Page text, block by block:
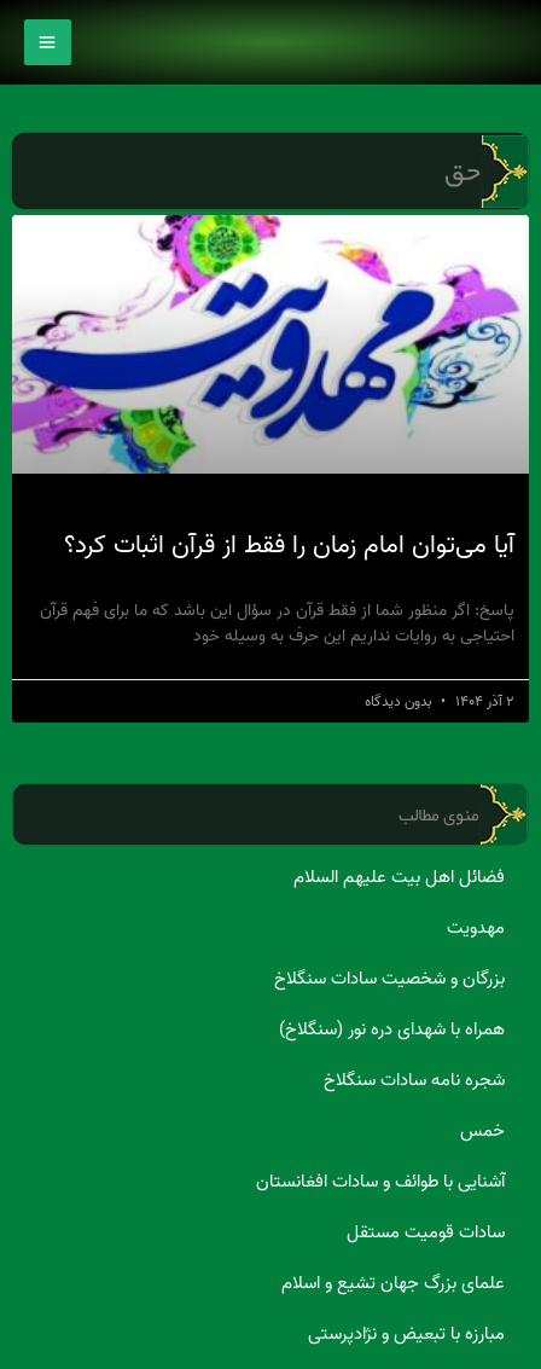
محتوا
حق
آیا می‌توان امام زمان را فقط از قرآن اثبات کرد؟
پاسخ: اگر منظور شما از فقط قرآن در سؤال این باشد که ما برای فهم قرآن
احتیاجی به روایات نداریم این حرف به وسیله خود
۲ آذر ۱۴۰۴ بدون دیدگاه
منوی مطالب
فضائل اهل بیت علیهم السلام
مهدویت
بزرگان و شخصیت سادات سنگلاخ
همراه با شهدای دره نور (سنگلاخ)
شجره نامه سادات سنگلاخ
خمس
آشنایی با طوائف و سادات افغانستان
سادات قومیت مستقل
علمای بزرگ جهان تشیع و اسلام
مبارزه با تبعیض و نژادپرستی